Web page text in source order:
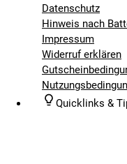
Datenschutz
Hinweis nach
Impressum
Widerruf erklären
Quicklinks &